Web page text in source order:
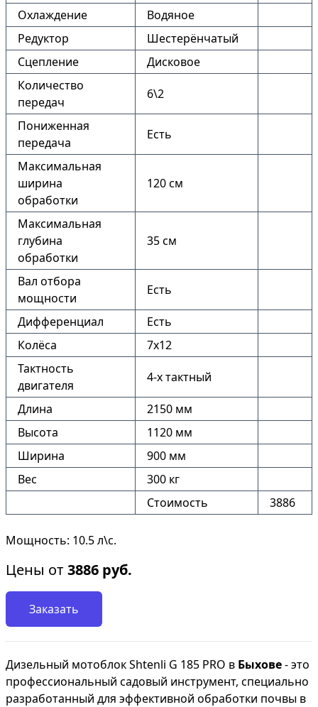
Охлаждение
Водяное
Редуктор
Шестерёнчатый
Сцепление
Дисковое
Количество
передач
6\2
Пониженная
передача
Есть
Максимальная
ширина
обработки
120 см
Максимальная
глубина
обработки
35 см
Вал отбора
мощности
Есть
Дифференциал
Есть
Колёса
7х12
Тактность
двигателя
4-х тактный
Длина
2150 мм
Высота
1120 мм
Ширина
900 мм
Вес
300 кг
Стоимость
3886
Мощность: 10.5 л\с.
Цены от3886 руб.
Заказать
Дизельный мотоблок Shtenli G 185 PRO в Быхове- это
профессиональный садовый инструмент, специально
разработанный для эффективной обработки почвы в